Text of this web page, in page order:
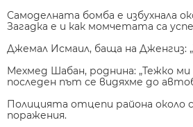
Самоделната бомба е избухнала
Загадка е и как момчетата са
Джемал Исмаил, баща на Дженгиз:
Мехмед Шабан, роднина: „Тежко
последен път се видяхме до
Полицията отцепи района около
поражения.